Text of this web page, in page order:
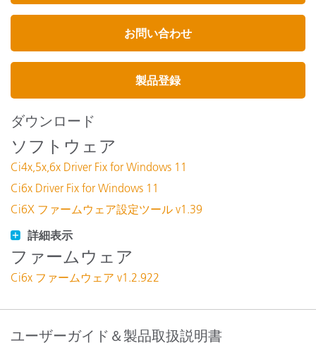
お問い合わせ
製品登録
ダウンロード
ソフトウェア
Ci4x,5x,6x Driver Fix for Windows 11
Ci6x Driver Fix for Windows 11
Ci6X ファームウェア設定ツール v1.39
詳細表示
ファームウェア
Ci6x ファームウェア v1.2.922
ユーザーガイド＆製品取扱説明書